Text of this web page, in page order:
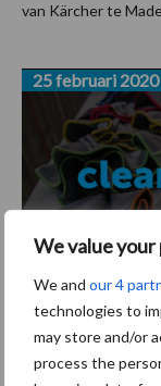
We value your
We and our 4
technologies to
may store and/or
process the
van Kärcher te
name
25 februari 2020